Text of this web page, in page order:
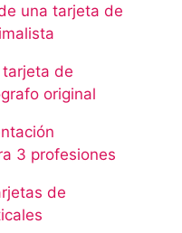
una tarjeta de
de
original
3 profesiones
de